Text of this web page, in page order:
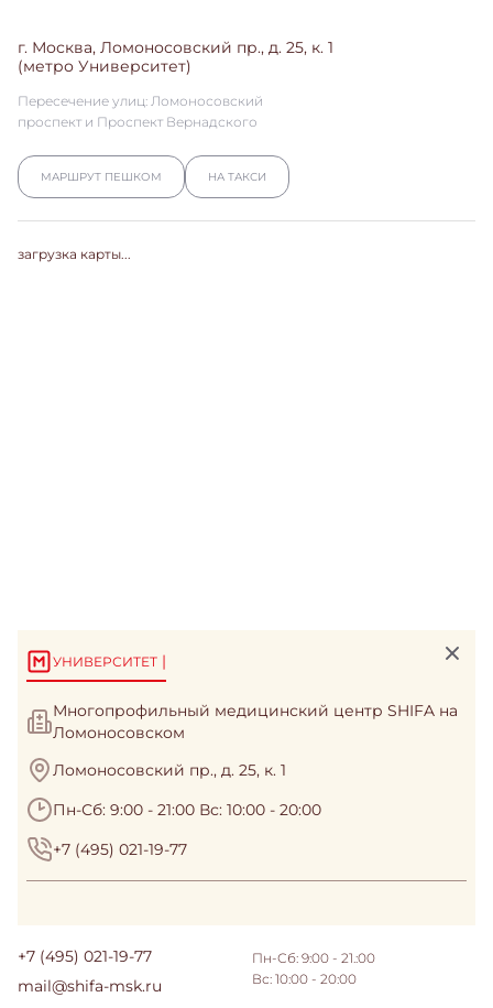
г. Москва, Ломоносовский пр., д. 25, к. 1
(метро Университет)
Пересечение улиц: Ломоносовский
проспект и Проспект Вернадского
МАРШРУТ ПЕШКОМ НА ТАКСИ
загрузка карты...
УНИВЕРСИТЕТ |
Многопрофильный медицинский центр SHIFA на
Ломоносовском
Ломоносовский пр., д. 25, к. 1
Пн-Сб: 9:00 - 21:00 Вс: 10:00 - 20:00
+7 (495) 021-19-77
+7 (495) 021-19-77
mail@shifa-msk.ru
Пн-Сб: 9:00 - 21.:00
Вс: 10:00 - 20:00